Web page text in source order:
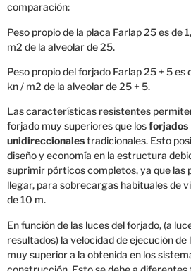
comparación:
Peso propio de la placa Farlap 25 es de
m2 de la alveolar de 25.
Peso propio del forjado Farlap 25 + 5
kn / m2 de la alveolar de 25 + 5.
Las características resistentes
forjado muy superiores que losforjados
unidireccionalestradicionales. Esto
diseño y economía en la estructura
suprimir pórticos completos, ya que las
llegar, para sobrecargas habituales de
de 10 m.
En función de las luces del forjado, (a
resultados) la velocidad de ejecución
muy superior a la obtenida en los